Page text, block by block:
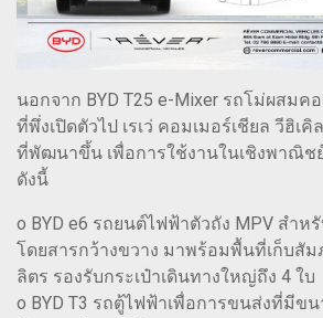
นอกจาก BYD T25 e-Mixer รถโม่ผสมค
ที่พึ่งเปิดตัวไป เรเว่ คอมเมอร์เชียล วีฮิเ
ที่พัฒนาขึ้น เพื่อการใช้งานในเชิงพาณิช
ดังนี้
o BYD e6 รถยนต์ไฟฟ้าตัวถัง MPV สำห
โดยสารกว้างขวาง มาพร้อมพื้นที่เก็บสัม
ลิตร รองรับกระเป๋าเดินทางใหญ่ถึง 4 ใบ
o BYD T3 รถตู้ไฟฟ้าเพื่อการขนส่งที่มีข